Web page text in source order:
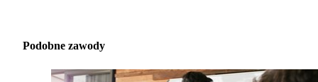
Podobne zawody